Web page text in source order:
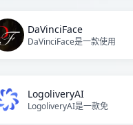
DaVinciFace
DaVinciFace是一款使用
LogoliveryAI
LogoliveryAI是一款免